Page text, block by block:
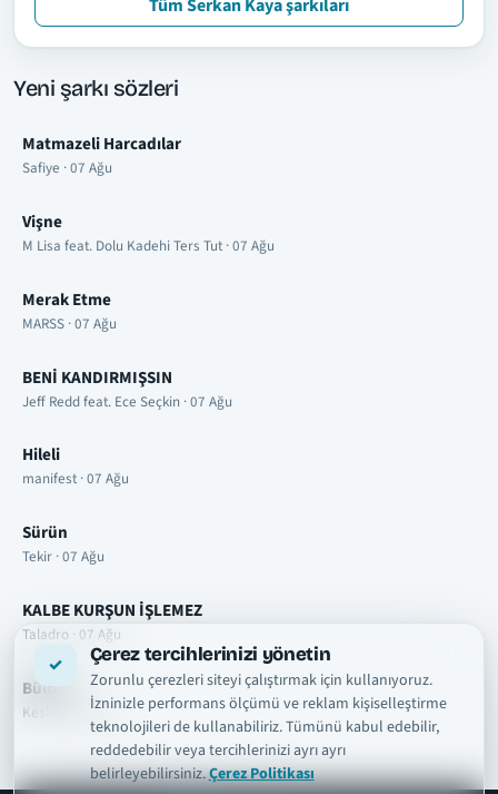
Çerez tercihlerinizi yönetin
Zorunlu çerezleri siteyi çalıştırmak için kullanıyoruz.
İzninizle performans ölçümü ve reklam kişiselleştirme
teknolojileri de kullanabiliriz. Tümünü kabul edebilir,
reddedebilir veya tercihlerinizi ayrı ayrı
belirleyebilirsiniz.Çerez Politikası
Tüm Serkan Kaya şarkıları
Yeni şarkı sözleri
Matmazeli Harcadılar
Safiye · 07 Ağu
Vişne
M Lisa feat. Dolu Kadehi Ters Tut · 07 Ağu
Merak Etme
MARSS · 07 Ağu
BENİ KANDIRMIŞSIN
Jeff Redd feat. Ece Seçkin · 07 Ağu
Hileli
manifest · 07 Ağu
Sürün
Tekir · 07 Ağu
KALBE KURŞUN İŞLEMEZ
Taladro · 07 Ağu
Bülbül
Keskin · 07 Ağu